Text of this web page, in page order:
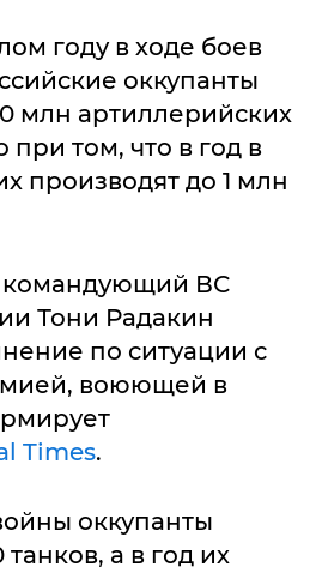
году в ходе боев
оккупанты
млн артиллерийских
при том, что в год в
производят до 1 млн
командующий ВС
Тони Радакин
по ситуации с
воюющей в
Times.
оккупанты
а в год их